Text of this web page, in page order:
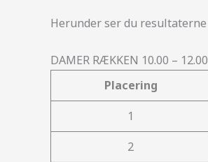
Herunder ser du resultaterne
DAMER RÆKKEN 10.00 – 12.00
Placering
1
2